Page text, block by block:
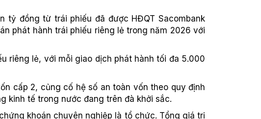
tỷ đồng từ trái phiếu đã được HĐQT Sacombank
phát hành trái phiếu riêng lẻ trong năm 2026 với
riêng lẻ, với mỗi giao dịch phát hành tối đa 5.000
cấp 2, củng cố hệ số an toàn vốn theo quy định
kinh tế trong nước đang trên đà khởi sắc.
khoán chuyên nghiệp là tổ chức. Tổng giá trị